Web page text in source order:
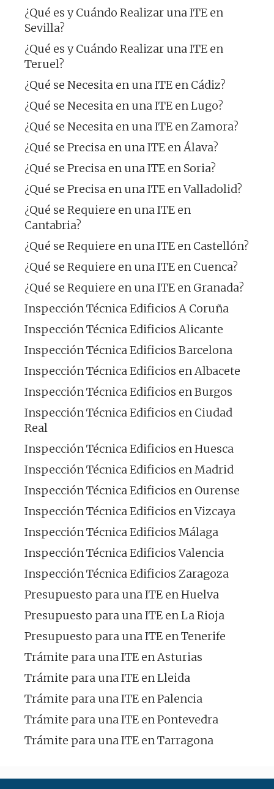
¿Qué es y Cuándo Realizar una ITE en
Sevilla?
¿Qué es y Cuándo Realizar una ITE en
Teruel?
¿Qué se Necesita en una ITE en Cádiz?
¿Qué se Necesita en una ITE en Lugo?
¿Qué se Necesita en una ITE en Zamora?
¿Qué se Precisa en una ITE en Álava?
¿Qué se Precisa en una ITE en Soria?
¿Qué se Precisa en una ITE en Valladolid?
¿Qué se Requiere en una ITE en
Cantabria?
¿Qué se Requiere en una ITE en Castellón?
¿Qué se Requiere en una ITE en Cuenca?
¿Qué se Requiere en una ITE en Granada?
Inspección Técnica Edificios A Coruña
Inspección Técnica Edificios Alicante
Inspección Técnica Edificios Barcelona
Inspección Técnica Edificios en Albacete
Inspección Técnica Edificios en Burgos
Inspección Técnica Edificios en Ciudad
Real
Inspección Técnica Edificios en Huesca
Inspección Técnica Edificios en Madrid
Inspección Técnica Edificios en Ourense
Inspección Técnica Edificios en Vizcaya
Inspección Técnica Edificios Málaga
Inspección Técnica Edificios Valencia
Inspección Técnica Edificios Zaragoza
Presupuesto para una ITE en Huelva
Presupuesto para una ITE en La Rioja
Presupuesto para una ITE en Tenerife
Trámite para una ITE en Asturias
Trámite para una ITE en Lleida
Trámite para una ITE en Palencia
Trámite para una ITE en Pontevedra
Trámite para una ITE en Tarragona